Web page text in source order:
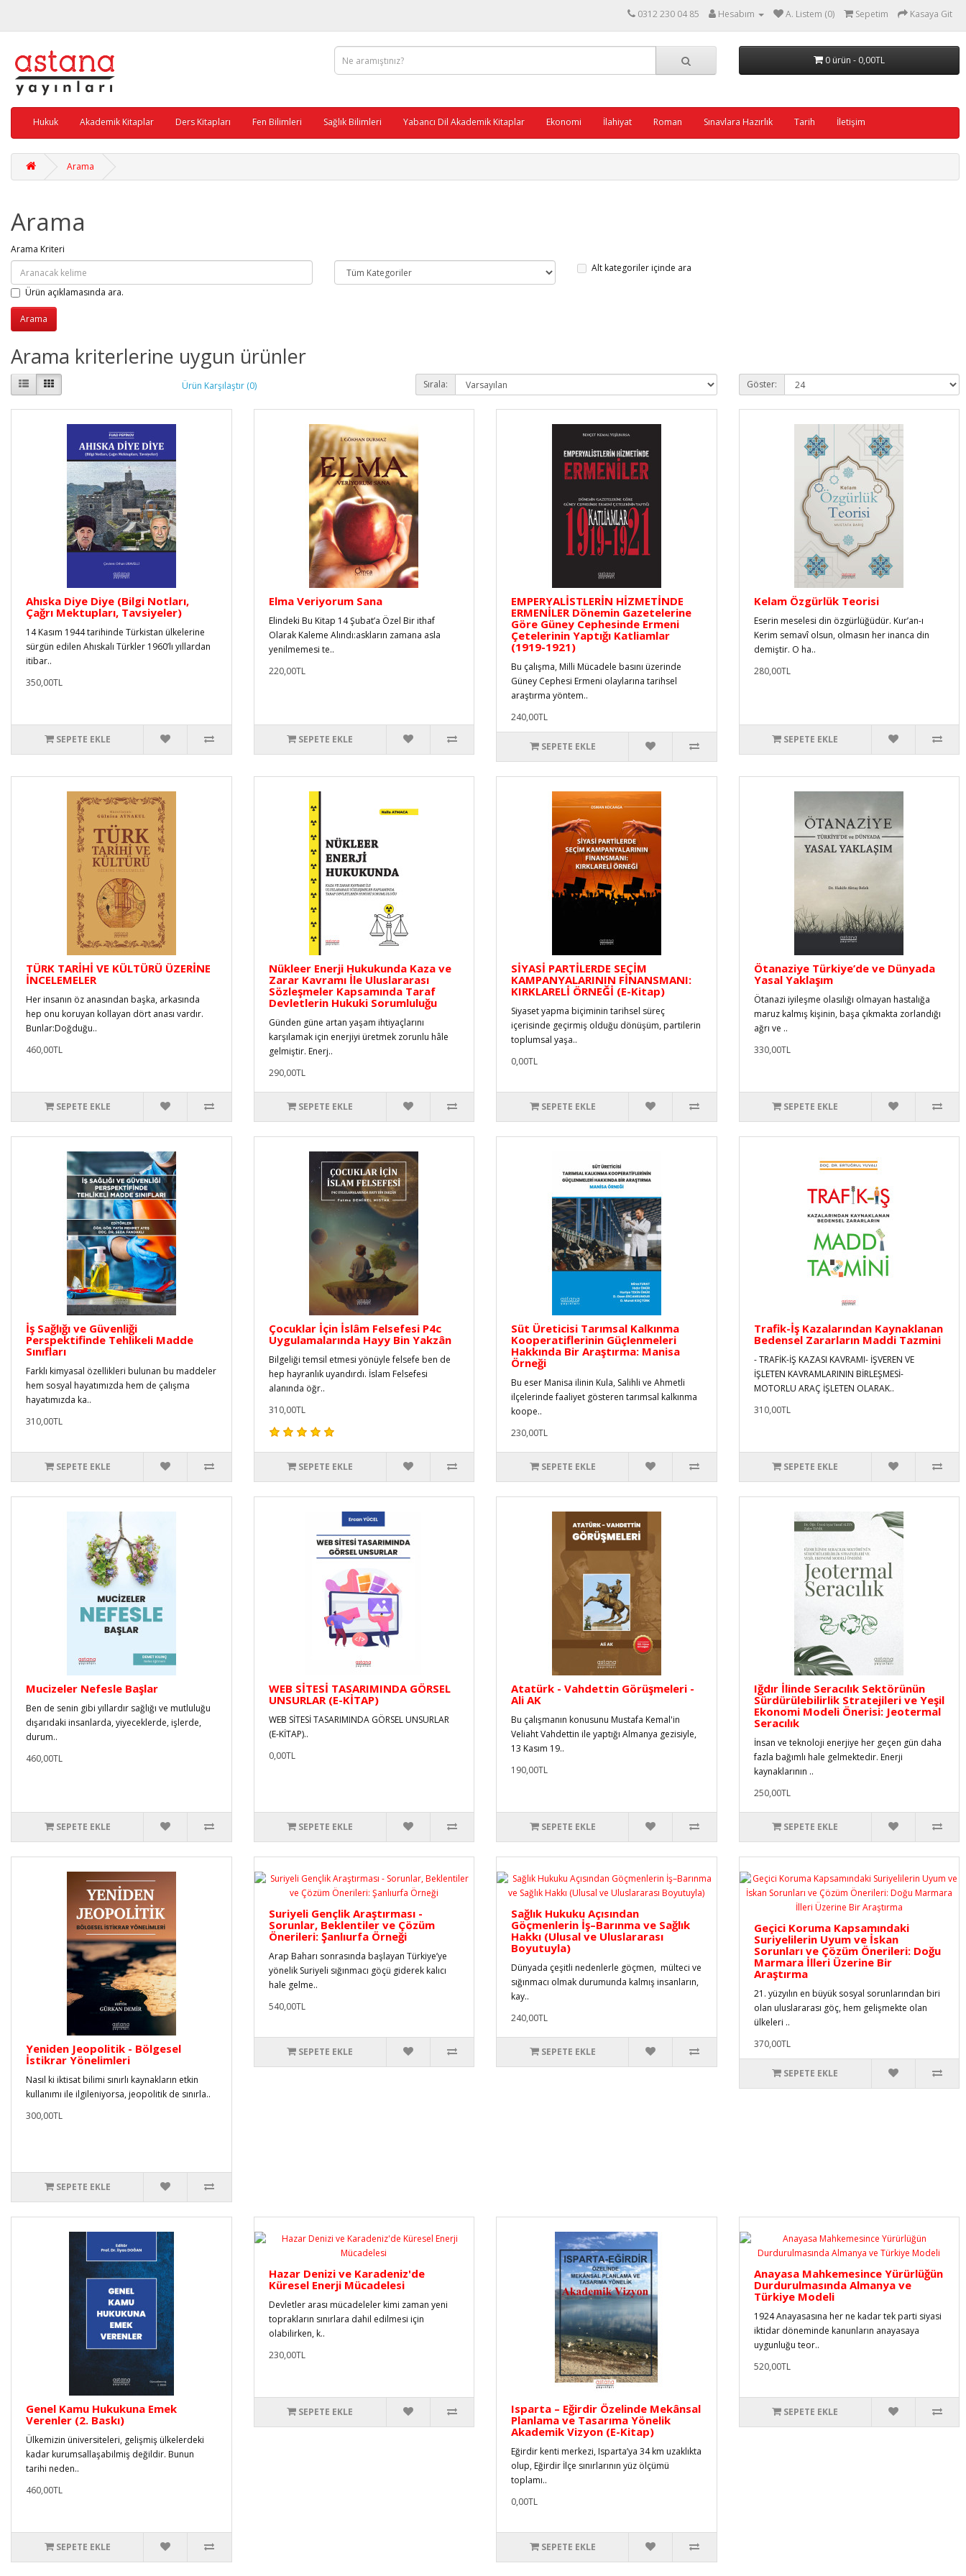
0312 230 04 85 Hesabım A. Listem (0) Sepetim Kasaya Git
0 ürün - 0,00TL
Hukuk Akademik Kitaplar Ders Kitapları Fen Bilimleri Sağlık Bilimleri Yabancı Dil Akademik Kitaplar Ekonomi İlahiyat Roman Sınavlara Hazırlık Tarih İletişim
Arama
Arama
Arama Kriteri
Alt kategoriler içinde ara
Ürün açıklamasında ara.
Arama kriterlerine uygun ürünler
Ürün Karşılaştır (0) Sırala: Göster:
Ahıska Diye Diye (Bilgi Notları,
Çağrı Mektupları, Tavsiyeler)
14 Kasım 1944 tarihinde Türkistan ülkelerine
sürgün edilen Ahıskalı Türkler 1960’lı yıllardan
itibar..
350,00TL
SEPETE EKLE
Elma Veriyorum Sana
Elindeki Bu Kitap 14 Şubat’a Özel Bir ithaf
Olarak Kaleme Alındı:askların zamana asla
yenilmemesi te..
220,00TL
SEPETE EKLE
EMPERYALİSTLERİN HİZMETİNDE
ERMENİLER Dönemin Gazetelerine
Göre Güney Cephesinde Ermeni
Çetelerinin Yaptığı Katliamlar
(1919-1921)
Bu çalışma, Milli Mücadele basını üzerinde
Güney Cephesi Ermeni olaylarına tarihsel
araştırma yöntem..
240,00TL
SEPETE EKLE
Kelam Özgürlük Teorisi
Eserin meselesi din özgürlüğüdür. Kur’an-ı
Kerim semavî olsun, olmasın her inanca din
demiştir. O ha..
280,00TL
SEPETE EKLE
TÜRK TARİHİ VE KÜLTÜRÜ ÜZERİNE
İNCELEMELER
Her insanın öz anasından başka, arkasında
hep onu koruyan kollayan dört anası vardır.
Bunlar:Doğduğu..
460,00TL
SEPETE EKLE
Nükleer Enerji Hukukunda Kaza ve
Zarar Kavramı İle Uluslararası
Sözleşmeler Kapsamında Taraf
Devletlerin Hukuki Sorumluluğu
Günden güne artan yaşam ihtiyaçlarını
karşılamak için enerjiyi üretmek zorunlu hâle
gelmiştir. Enerj..
290,00TL
SEPETE EKLE
SİYASİ PARTİLERDE SEÇİM
KAMPANYALARININ FİNANSMANI:
KIRKLARELİ ÖRNEĞİ (E-Kitap)
Siyaset yapma biçiminin tarihsel süreç
içerisinde geçirmiş olduğu dönüşüm, partilerin
toplumsal yaşa..
0,00TL
SEPETE EKLE
Ötanaziye Türkiye’de ve Dünyada
Yasal Yaklaşım
Ötanazi iyileşme olasılığı olmayan hastalığa
maruz kalmış kişinin, başa çıkmakta zorlandığı
ağrı ve ..
330,00TL
SEPETE EKLE
İş Sağlığı ve Güvenliği
Perspektifinde Tehlikeli Madde
Sınıfları
Farklı kimyasal özellikleri bulunan bu maddeler
hem sosyal hayatımızda hem de çalışma
hayatımızda ka..
310,00TL
SEPETE EKLE
Çocuklar İçin İslâm Felsefesi P4c
Uygulamalarında Hayy Bin Yakzân
Bilgeliği temsil etmesi yönüyle felsefe ben de
hep hayranlık uyandırdı. İslam Felsefesi
alanında öğr..
310,00TL
SEPETE EKLE
Süt Üreticisi Tarımsal Kalkınma
Kooperatiflerinin Güçlenmeleri
Hakkında Bir Araştırma: Manisa
Örneği
Bu eser Manisa ilinin Kula, Salihli ve Ahmetli
ilçelerinde faaliyet gösteren tarımsal kalkınma
koope..
230,00TL
SEPETE EKLE
Trafik-İş Kazalarından Kaynaklanan
Bedensel Zararların Maddi Tazmini
- TRAFİK-İŞ KAZASI KAVRAMI- İŞVEREN VE
İŞLETEN KAVRAMLARININ BİRLEŞMESİ-
MOTORLU ARAÇ İŞLETEN OLARAK..
310,00TL
SEPETE EKLE
Mucizeler Nefesle Başlar
Ben de senin gibi yıllardır sağlığı ve mutluluğu
dışarıdaki insanlarda, yiyeceklerde, işlerde,
durum..
460,00TL
SEPETE EKLE
WEB SİTESİ TASARIMINDA GÖRSEL
UNSURLAR (E-KİTAP)
WEB SİTESİ TASARIMINDA GÖRSEL UNSURLAR
(E-KİTAP)..
0,00TL
SEPETE EKLE
Atatürk - Vahdettin Görüşmeleri -
Ali AK
Bu çalışmanın konusunu Mustafa Kemal'in
Veliaht Vahdettin ile yaptığı Almanya gezisiyle,
13 Kasım 19..
190,00TL
SEPETE EKLE
Iğdır İlinde Seracılık Sektörünün
Sürdürülebilirlik Stratejileri ve Yeşil
Ekonomi Modeli Önerisi: Jeotermal
Seracılık
İnsan ve teknoloji enerjiye her geçen gün daha
fazla bağımlı hale gelmektedir. Enerji
kaynaklarının ..
250,00TL
SEPETE EKLE
Yeniden Jeopolitik - Bölgesel
İstikrar Yönelimleri
Nasıl ki iktisat bilimi sınırlı kaynakların etkin
kullanımı ile ilgileniyorsa, jeopolitik de sınırla..
300,00TL
SEPETE EKLE
Suriyeli Gençlik Araştırması -
Sorunlar, Beklentiler ve Çözüm
Önerileri: Şanlıurfa Örneği
Arap Baharı sonrasında başlayan Türkiye’ye
yönelik Suriyeli sığınmacı göçü giderek kalıcı
hale gelme..
540,00TL
SEPETE EKLE
Sağlık Hukuku Açısından
Göçmenlerin İş–Barınma ve Sağlık
Hakkı (Ulusal ve Uluslararası
Boyutuyla)
Dünyada çeşitli nedenlerle göçmen, mülteci ve
sığınmacı olmak durumunda kalmış insanların,
kay..
240,00TL
SEPETE EKLE
Geçici Koruma Kapsamındaki
Suriyelilerin Uyum ve İskan
Sorunları ve Çözüm Önerileri: Doğu
Marmara İlleri Üzerine Bir
Araştırma
21. yüzyılın en büyük sosyal sorunlarından biri
olan uluslararası göç, hem gelişmekte olan
ülkeleri ..
370,00TL
SEPETE EKLE
Genel Kamu Hukukuna Emek
Verenler (2. Baskı)
Ülkemizin üniversiteleri, gelişmiş ülkelerdeki
kadar kurumsallaşabilmiş değildir. Bunun
tarihi neden..
460,00TL
SEPETE EKLE
Hazar Denizi ve Karadeniz'de
Küresel Enerji Mücadelesi
Devletler arası mücadeleler kimi zaman yeni
toprakların sınırlara dahil edilmesi için
olabilirken, k..
230,00TL
SEPETE EKLE
Isparta – Eğirdir Özelinde Mekânsal
Planlama ve Tasarıma Yönelik
Akademik Vizyon (E-Kitap)
Eğirdir kenti merkezi, Isparta’ya 34 km uzaklıkta
olup, Eğirdir İlçe sınırlarının yüz ölçümü
toplamı..
0,00TL
SEPETE EKLE
Anayasa Mahkemesince Yürürlüğün
Durdurulmasında Almanya ve
Türkiye Modeli
1924 Anayasasına her ne kadar tek parti siyasi
iktidar döneminde kanunların anayasaya
uygunluğu teor..
520,00TL
SEPETE EKLE